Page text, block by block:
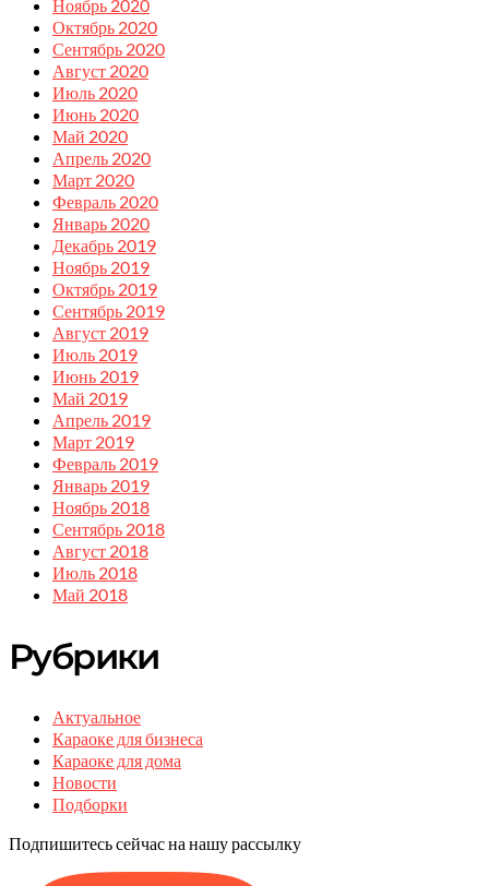
Ноябрь 2020
Октябрь 2020
Сентябрь 2020
Август 2020
Июль 2020
Июнь 2020
Май 2020
Апрель 2020
Март 2020
Февраль 2020
Январь 2020
Декабрь 2019
Ноябрь 2019
Октябрь 2019
Сентябрь 2019
Август 2019
Июль 2019
Июнь 2019
Май 2019
Апрель 2019
Март 2019
Февраль 2019
Январь 2019
Ноябрь 2018
Сентябрь 2018
Август 2018
Июль 2018
Май 2018
Рубрики
Актуальное
Караоке для бизнеса
Караоке для дома
Новости
Подборки
Подпишитесь сейчас на нашу рассылку